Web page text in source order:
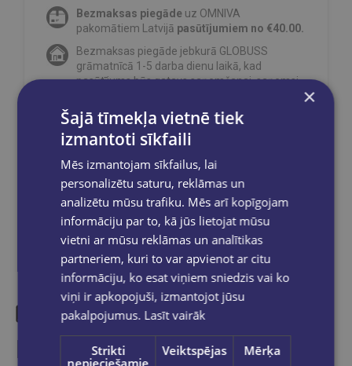
Bezmaksas piegāde uz OMNIVA
pakomātiem Latvijā pasūtījumiem no €40.00.
Bezmaksas piegāde jebkurā GLOBUSS
grāmatnīcā 1-5 darba dienu laikā, kad
pasūtījums būs gatavs saņemšanai, saņemsi
Dalies sociālajos tīklos:
Līdzīgas preces
×
Šajā tīmekļa vietnē tiek
izmantoti sīkfaili
Mēs izmantojam sīkfailus, lai
personalizētu saturu, reklāmas un
analizētu mūsu trafiku. Mēs arī kopīgojam
informāciju par to, kā jūs lietojat mūsu
vietni ar mūsu reklāmas un analītikas
partneriem, kuri to var apvienot ar citu
informāciju, ko esat viņiem sniedzis vai ko
viņi ir apkopojuši, izmantojot jūsu
pakalpojumus. Lasīt vairāk
Strikti
nepieciešamie
Veiktspējas Mērķa